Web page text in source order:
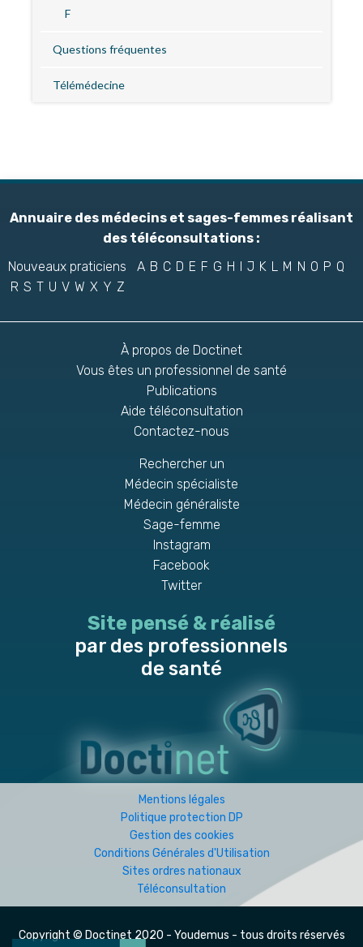
F
Questions fréquentes
Télémédecine
Annuaire des médecins et sages-femmes réalisant
des téléconsultations :
Nouveaux praticiens
A B C D E F G H I J K L M N O P Q
R S T U V W X Y Z
À propos de Doctinet
Vous êtes un professionnel de santé
Publications
Aide téléconsultation
Contactez-nous
Rechercher un
Médecin spécialiste
Médecin généraliste
Sage-femme
Instagram
Facebook
Twitter
Site pensé & réalisé
par des professionnels
de santé
Mentions légales
Politique protection DP
Gestion des cookies
Conditions Générales d'Utilisation
Sites ordres nationaux
Téléconsultation
Copyright © Doctinet 2020 - Youdemus - tous droits réservés